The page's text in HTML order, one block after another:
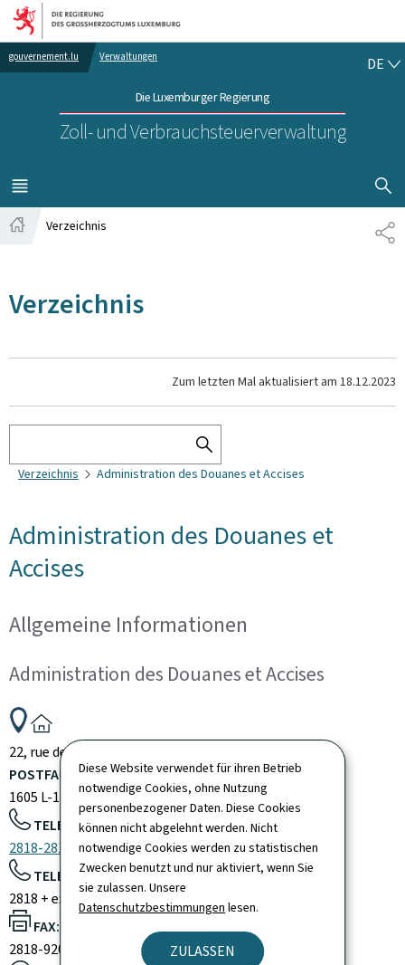
Diese Website verwendet für ihren Betrieb
notwendige Cookies, ohne Nutzung
personenbezogener Daten. Diese Cookies
können nicht abgelehnt werden. Nicht
notwendige Cookies werden zu statistischen
Zwecken benutzt und nur aktiviert, wenn Sie
sie zulassen. Unsere
Datenschutzbestimmungen lesen.
ZULASSEN
Zur Hauptnavigation
Zum Inhalt
gouvernement.lu Verwaltungen
Die Luxemburger Regierung
Zoll- und Verbrauchsteuerverwaltung
DE
MENÜ
HAUPT-
Verzeichnis
Verzeichnis
Zum letzten Mal aktualisiert am 18.12.2023
SEARCH
THE
Verzeichnis Administration des Douanes et Accises
Administration des Douanes et
Accises
Allgemeine Informationen
Administration des Douanes et Accises
22, rue de Bitbourg
POSTFACH:
1605 L-1016 LuxembourgLuxembourg
TELEFON:
2818-2818
TELEFONZENTRALE:
2818 + extension
FAX:
2818-9200